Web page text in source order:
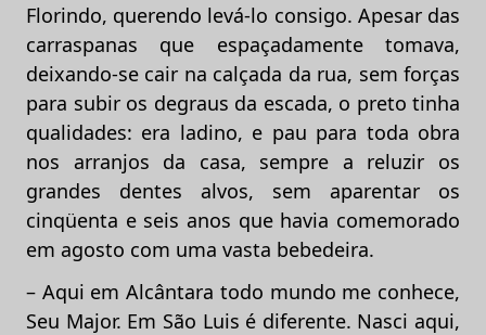
Florindo, querendo levá-lo consigo. Apesar das
carraspanas que espaçadamente tomava,
deixando-se cair na calçada da rua, sem forças
para subir os degraus da escada, o preto tinha
qualidades: era ladino, e pau para toda obra
nos arranjos da casa, sempre a reluzir os
grandes dentes alvos, sem aparentar os
cinqüenta e seis anos que havia comemorado
em agosto com uma vasta bebedeira.
– Aqui em Alcântara todo mundo me conhece,
Seu Major. Em São Luis é diferente. Nasci aqui,